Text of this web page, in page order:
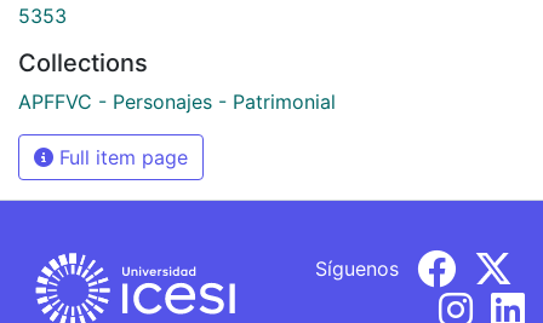
5353
Collections
APFFVC - Personajes - Patrimonial
Full item page
Síguenos